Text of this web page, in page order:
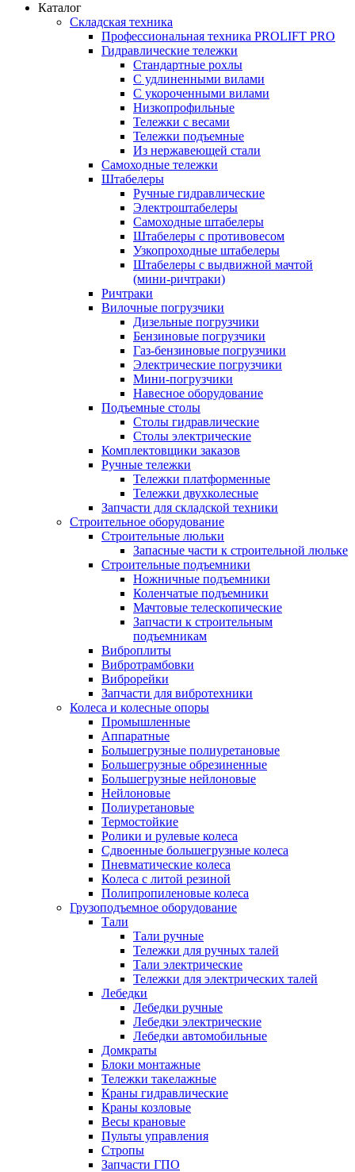
Каталог
Складская техника
Профессиональная техника PROLIFT PRO
Гидравлические тележки
Стандартные рохлы
С удлиненными вилами
С укороченными вилами
Низкопрофильные
Тележки с весами
Тележки подъемные
Из нержавеющей стали
Самоходные тележки
Штабелеры
Ручные гидравлические
Электроштабелеры
Самоходные штабелеры
Штабелеры с противовесом
Узкопроходные штабелеры
Штабелеры с выдвижной мачтой
(мини-ричтраки)
Ричтраки
Вилочные погрузчики
Дизельные погрузчики
Бензиновые погрузчики
Газ-бензиновые погрузчики
Электрические погрузчики
Мини-погрузчики
Навесное оборудование
Подъемные столы
Столы гидравлические
Столы электрические
Комплектовщики заказов
Ручные тележки
Тележки платформенные
Тележки двухколесные
Запчасти для складской техники
Строительное оборудование
Строительные люльки
Запасные части к строительной люльке
Строительные подъемники
Ножничные подъемники
Коленчатые подъемники
Мачтовые телескопические
Запчасти к строительным
подъемникам
Виброплиты
Вибротрамбовки
Виброрейки
Запчасти для вибротехники
Колеса и колесные опоры
Промышленные
Аппаратные
Большегрузные полиуретановые
Большегрузные обрезиненные
Большегрузные нейлоновые
Нейлоновые
Полиуретановые
Термостойкие
Ролики и рулевые колеса
Сдвоенные большегрузные колеса
Пневматические колеса
Колеса с литой резиной
Полипропиленовые колеса
Грузоподъемное оборудование
Тали
Тали ручные
Тележки для ручных талей
Тали электрические
Тележки для электрических талей
Лебедки
Лебедки ручные
Лебедки электрические
Лебедки автомобильные
Домкраты
Блоки монтажные
Тележки такелажные
Краны гидравлические
Краны козловые
Весы крановые
Пульты управления
Стропы
Запчасти ГПО